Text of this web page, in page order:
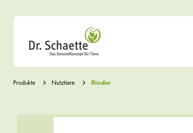
Produkte Nutztiere Rinder